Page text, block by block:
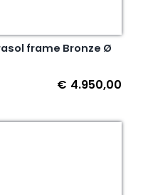
frame Bronze Ø
€ 4.950,00